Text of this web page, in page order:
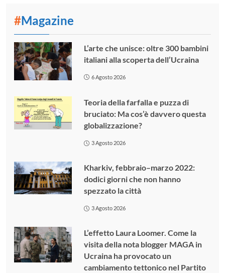
#Magazine
L’arte che unisce: oltre 300 bambini
italiani alla scoperta dell’Ucraina
6 Agosto 2026
Teoria della farfalla e puzza di
bruciato: Ma cos’è davvero questa
globalizzazione?
3 Agosto 2026
Kharkiv, febbraio–marzo 2022:
dodici giorni che non hanno
spezzato la città
3 Agosto 2026
L’effetto Laura Loomer. Come la
visita della nota blogger MAGA in
Ucraina ha provocato un
cambiamento tettonico nel Partito